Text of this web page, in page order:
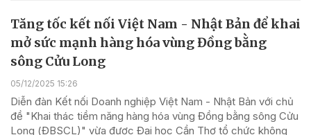
Tăng tốc kết nối Việt Nam - Nhật Bản để khai
mở sức mạnh hàng hóa vùng Đồng bằng
sông Cửu Long
05/12/2025 15:26
Diễn đàn Kết nối Doanh nghiệp Việt Nam - Nhật Bản với chủ
đề "Khai thác tiềm năng hàng hóa vùng Đồng bằng sông Cửu
Long (ĐBSCL)" vừa được Đại học Cần Thơ tổ chức không